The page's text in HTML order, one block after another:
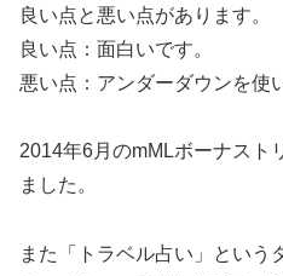
良い点と悪い点があります。
良い点：面白いです。
悪い点：アンダーダウンを使
2014年6月のmMLボーナスト
ました。
また「トラベル占い」という